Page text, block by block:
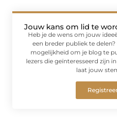
Jouw kans om lid te
Heb je de wens om jouw
een breder publiek te
mogelijkheid om je blog te
lezers die geïnteresseerd zijn
laat jouw